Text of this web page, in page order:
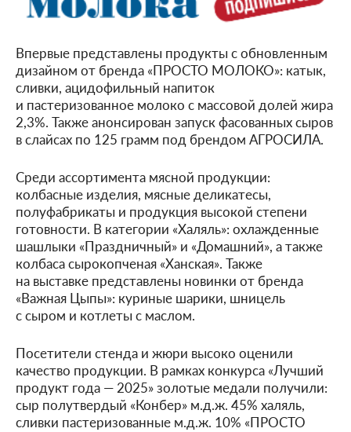
Впервые представлены продукты с обновленным
дизайном от бренда «ПРОСТО МОЛОКО»: катык,
сливки, ацидофильный напиток
и пастеризованное молоко с массовой долей жира
2,3%. Также анонсирован запуск фасованных сыров
в слайсах по 125 грамм под брендом АГРОСИЛА.
Среди ассортимента мясной продукции:
колбасные изделия, мясные деликатесы,
полуфабрикаты и продукция высокой степени
готовности. В категории «Халяль»: охлажденные
шашлыки «Праздничный» и «Домашний», а также
колбаса сырокопченая «Ханская». Также
на выставке представлены новинки от бренда
«Важная Цыпы»: куриные шарики, шницель
с сыром и котлеты с маслом.
Посетители стенда и жюри высоко оценили
качество продукции. В рамках конкурса «Лучший
продукт года — 2025» золотые медали получили:
сыр полутвердый «Конбер» м.д.ж. 45% халяль,
сливки пастеризованные м.д.ж. 10% «ПРОСТО